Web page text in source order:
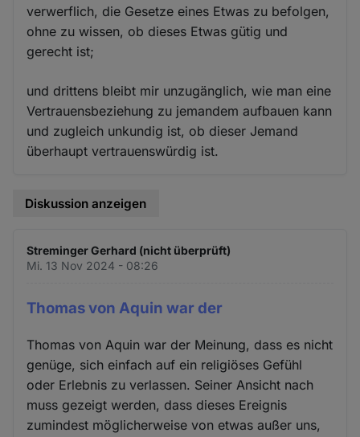
verwerflich, die Gesetze eines Etwas zu befolgen,
ohne zu wissen, ob dieses Etwas gütig und
gerecht ist;
und drittens bleibt mir unzugänglich, wie man eine
Vertrauensbeziehung zu jemandem aufbauen kann
und zugleich unkundig ist, ob dieser Jemand
überhaupt vertrauenswürdig ist.
Diskussion anzeigen
Streminger Gerhard (nicht überprüft)
Mi. 13 Nov 2024 - 08:26
Thomas von Aquin war der
Thomas von Aquin war der Meinung, dass es nicht
genüge, sich einfach auf ein religiöses Gefühl
oder Erlebnis zu verlassen. Seiner Ansicht nach
muss gezeigt werden, dass dieses Ereignis
zumindest möglicherweise von etwas außer uns,